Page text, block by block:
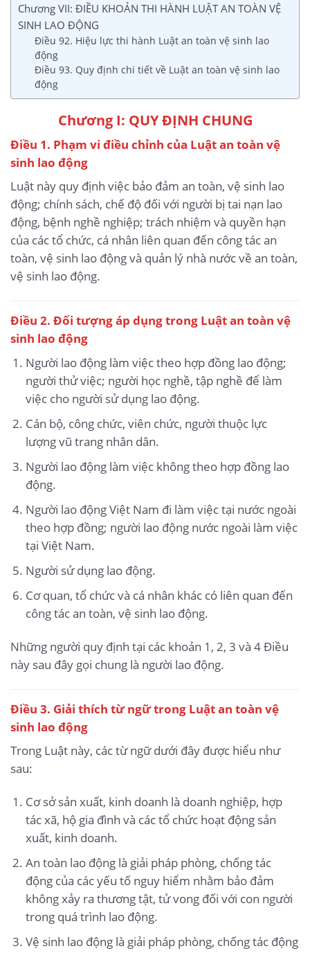
Chương VII: ĐIỀU KHOẢN THI HÀNH LUẬT AN TOÀN VỆ
SINH LAO ĐỘNG
Điều 92. Hiệu lực thi hành Luật an toàn vệ sinh lao
động
Điều 93. Quy định chi tiết về Luật an toàn vệ sinh lao
động
Chương I: QUY ĐỊNH CHUNG
Điều 1. Phạm vi điều chỉnh của Luật an toàn vệ
sinh lao động
Luật này quy định việc bảo đảm an toàn, vệ sinh lao
động; chính sách, chế độ đối với người bị tai nạn lao
động, bệnh nghề nghiệp; trách nhiệm và quyền hạn
của các tổ chức, cá nhân liên quan đến công tác an
toàn, vệ sinh lao động và quản lý nhà nước về an toàn,
vệ sinh lao động.
Điều 2. Đối tượng áp dụng trong Luật an toàn vệ
sinh lao động
Người lao động làm việc theo hợp đồng lao động;
người thử việc; người học nghề, tập nghề để làm
việc cho người sử dụng lao động.
Cán bộ, công chức, viên chức, người thuộc lực
lượng vũ trang nhân dân.
Người lao động làm việc không theo hợp đồng lao
động.
Người lao động Việt Nam đi làm việc tại nước ngoài
theo hợp đồng; người lao động nước ngoài làm việc
tại Việt Nam.
Người sử dụng lao động.
Cơ quan, tổ chức và cá nhân khác có liên quan đến
công tác an toàn, vệ sinh lao động.
Những người quy định tại các khoản 1, 2, 3 và 4 Điều
này sau đây gọi chung là người lao động.
Điều 3. Giải thích từ ngữ trong Luật an toàn vệ
sinh lao động
Trong Luật này, các từ ngữ dưới đây được hiểu như
sau:
Cơ sở sản xuất, kinh doanh là doanh nghiệp, hợp
tác xã, hộ gia đình và các tổ chức hoạt động sản
xuất, kinh doanh.
An toàn lao động là giải pháp phòng, chống tác
động của các yếu tố nguy hiểm nhằm bảo đảm
không xảy ra thương tật, tử vong đối với con người
trong quá trình lao động.
Vệ sinh lao động là giải pháp phòng, chống tác động